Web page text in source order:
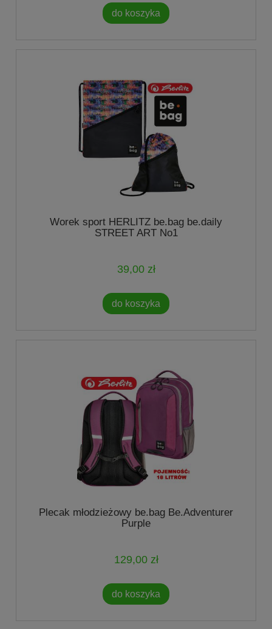
do koszyka
Worek sport HERLITZ be.bag be.daily
STREET ART No1
39,00 zł
do koszyka
Plecak młodzieżowy be.bag Be.Adventurer
Purple
129,00 zł
do koszyka